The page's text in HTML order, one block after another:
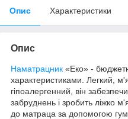
Опис Характеристики
Опис
Наматрацник «Еко» -
характеристиками. Легкий,
гіпоалергенний, він
забруднень і зробить ліжко
до матраца за допомогою